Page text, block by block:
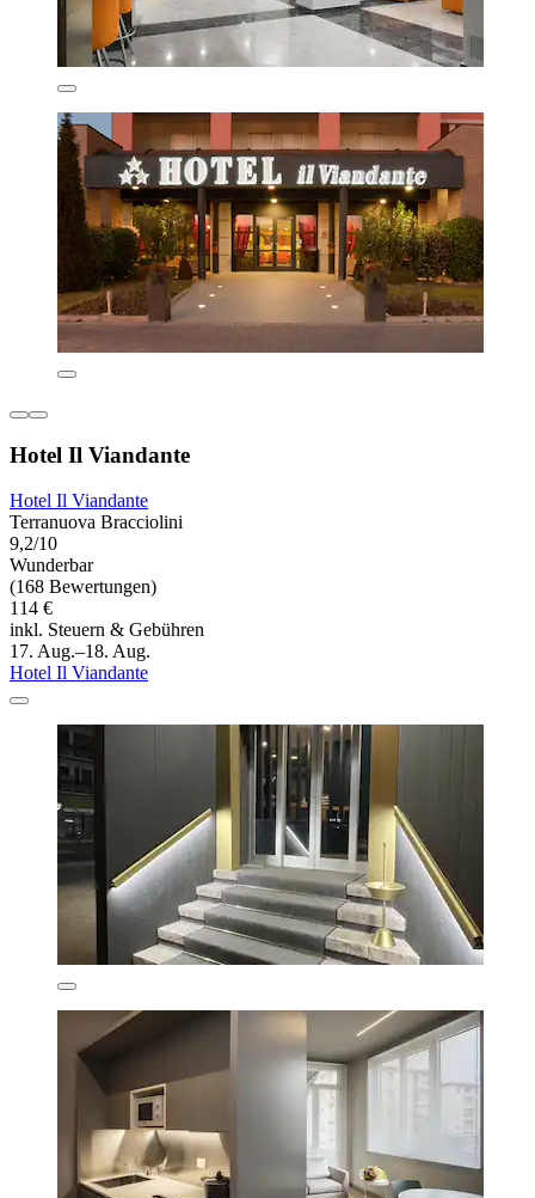
Hotel Il Viandante
Hotel Il Viandante
Terranuova Bracciolini
9,2/10
Wunderbar
(168 Bewertungen)
114 €
inkl. Steuern & Gebühren
17. Aug.–18. Aug.
Hotel Il Viandante